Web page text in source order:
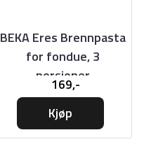
BEKA Eres Brennpasta
for fondue, 3
porsjoner
169,-
Kjøp